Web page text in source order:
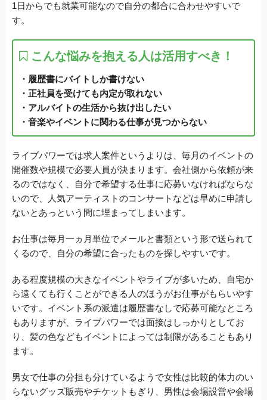
1日からでも就業可能なので自分の都合に合わせやすいで
す。
こんな悩みを抱える人は活用すべき！
・履歴書にバイトしか書けない
・正社員を受けても内定が取れない
・アルバイトの生活から抜け出したい
・音楽やイベントに関わる仕事が見つからない
ライブパワーでは求人案件というよりは、毎月のイベントの
開催数や規模で必要人員が決まります。会社側から依頼が来
るのではなく、自分で希望する仕事に応募いなければならな
いので、人気アーティストのコンサートなどは早めに申請し
ないとあっという間に埋まってしまいます。
お仕事は毎月一ヵ月単位でメールと書類という形で送られて
くるので、自分の希望に合ったものを探しやすいです。
ある程度規模の大きなイベントやライブが多いため、自宅か
ら遠くても行くことができる人のほうがお仕事がもらいやす
いです。イベント系の派遣は履歴書なしで応募可能なところ
もありますが、ライブパワーでは面接はしっかりとしてお
り、髪の色などもイベントによっては制限があることもあり
ます。
男女で仕事の分担も分けているようで女性は比較的体力のい
らないグッズ販売やチケットもぎり、男性は会場設営や会場